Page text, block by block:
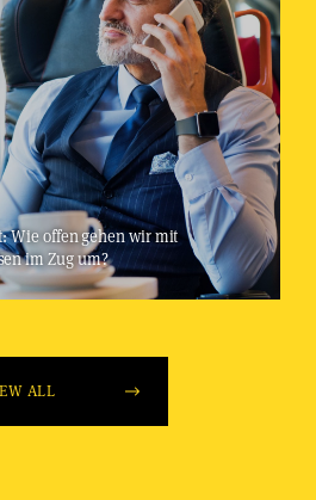
Wie offen gehen wir mit
im Zug um?
ALL